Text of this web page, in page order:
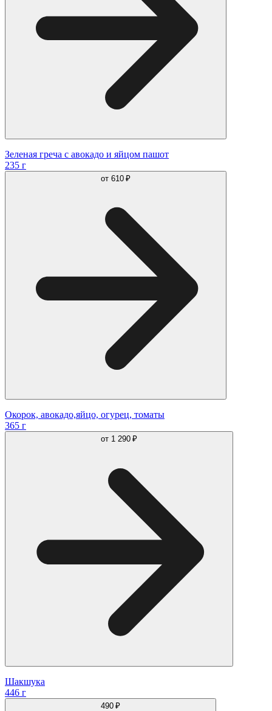
Зеленая греча с авокадо и яйцом пашот
235 г
от 610 ₽
Окорок, авокадо,яйцо, огурец, томаты
365 г
от 1 290 ₽
Шакшука
446 г
490 ₽